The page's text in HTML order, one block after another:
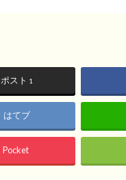
ポスト 1
はてブ
Pocket